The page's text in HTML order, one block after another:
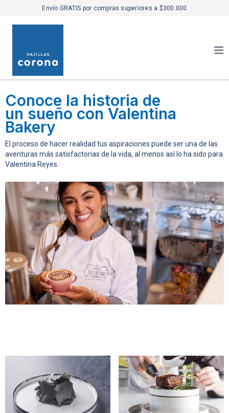
Envío GRATIS por compras superiores a $300.000
Conoce la historia de
un sueño con Valentina
Bakery
El proceso de hacer realidad tus aspiraciones puede ser una de las
aventuras más satisfactorias de la vida, al menos así lo ha sido para
Valentina Reyes.